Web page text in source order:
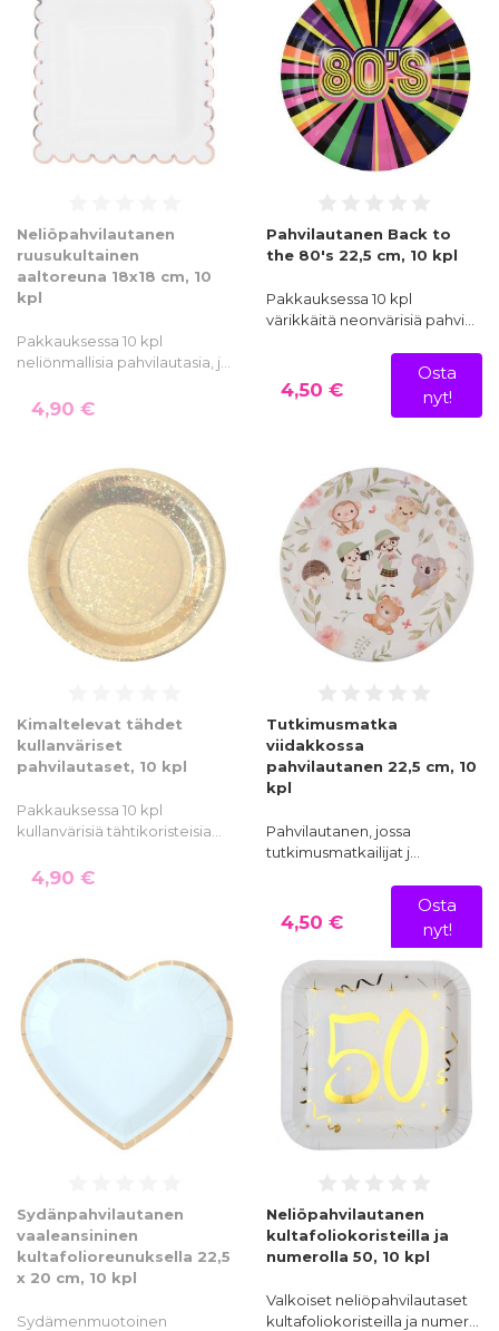
Neliöpahvilautanen
ruusukultainen
aaltoreuna 18x18 cm, 10
kpl
Pakkauksessa 10 kpl
neliönmallisia pahvilautasia, j…
4,90 €
Pahvilautanen Back to
the 80's 22,5 cm, 10 kpl
Pakkauksessa 10 kpl
värikkäitä neonvärisiä pahvi…
4,50 €
Osta
nyt!
Kimaltelevat tähdet
kullanväriset
pahvilautaset, 10 kpl
Pakkauksessa 10 kpl
kullanvärisiä tähtikoristeisia…
4,90 €
Tutkimusmatka
viidakkossa
pahvilautanen 22,5 cm, 10
kpl
Pahvilautanen, jossa
tutkimusmatkailijat j…
4,50 €
Osta
nyt!
Sydänpahvilautanen
vaaleansininen
kultafolioreunuksella 22,5
x 20 cm, 10 kpl
Sydämenmuotoinen
Neliöpahvilautanen
kultafoliokoristeilla ja
numerolla 50, 10 kpl
Valkoiset neliöpahvilautaset
kultafoliokoristeilla ja numer…